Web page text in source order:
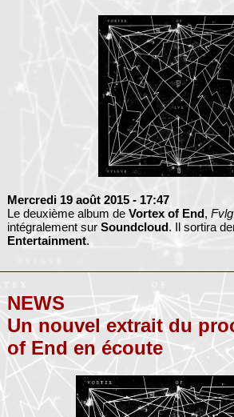
Mercredi 19 août 2015 - 17:47
Le deuxième album de Vortex of End,
intégralement sur Soundcloud. Il sortira
Entertainment.
NEWS
Un nouvel extrait du
of End en écoute